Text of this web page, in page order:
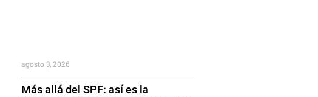
Más allá del SPF: así es la
agosto 3, 2026